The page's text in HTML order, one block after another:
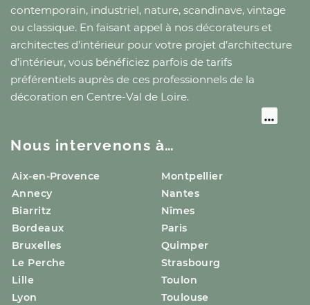
contemporain, industriel, nature, scandinave, vintage
ou classique. En faisant appel à nos décorateurs et
architectes d’intérieur pour votre projet d’architecture
d’intérieur, vous bénéficiez parfois de tarifs
préférentiels auprès de ces professionnels de la
décoration en Centre-Val de Loire.
Nous intervenons à…
Aix-en-Provence
Annecy
Biarritz
Bordeaux
Bruxelles
Le Perche
Lille
Lyon
Montpellier
Nantes
Nîmes
Paris
Quimper
Strasbourg
Toulon
Toulouse